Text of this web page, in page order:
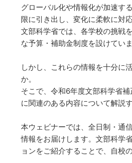
グローバル化や情報化が加速す
限に引き出し、変化に柔軟に対
文部科学省では、各学校の挑戦
な予算・補助金制度を設けていま
しかし、これらの情報を十分に
か。
そこで、令和6年度文部科学省
に関連のある内容について解説
本ウェビナーでは、全日制・通
情報をお届けします。文部科学
ョンをご紹介することで、自校